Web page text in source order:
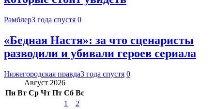
Рамблер3 года спустя 0
«Бедная Настя»: за что сценаристы
разводили и убивали героев сериала
Нижегородская правда3 года спустя 0
Август 2026
Пн Вт Ср Чт Пт Сб Вс
1
2